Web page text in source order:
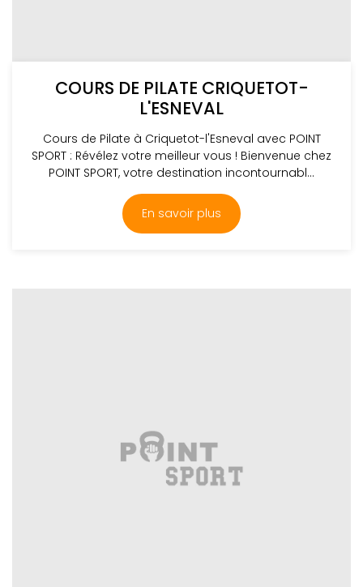
COURS DE PILATE CRIQUETOT-
L'ESNEVAL
Cours de Pilate à Criquetot-l'Esneval avec POINT
SPORT : Révélez votre meilleur vous ! Bienvenue chez
POINT SPORT, votre destination incontournabl...
En savoir plus